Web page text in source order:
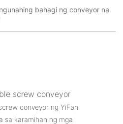
bahagi ng conveyor na
screw conveyor
conveyor ng YiFan
sa karamihan ng mga